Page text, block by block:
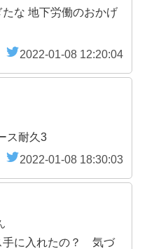
な 地下労働のおかげ
2022-01-08 12:20:04
ス耐久3
2022-01-08 18:30:03
手に入れたの？ 気づ